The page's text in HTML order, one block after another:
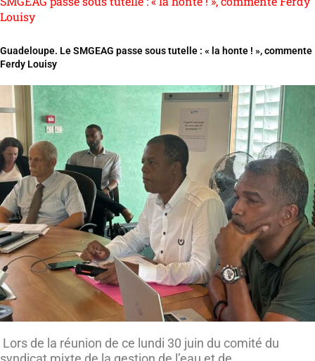
Louisy
Guadeloupe. Le SMGEAG passe sous tutelle : « la honte ! », commente
Ferdy Louisy
Lors de la réunion de ce lundi 30 juin du comité du